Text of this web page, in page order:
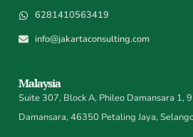
6281410563419
info@jakartaconsulting.com
Malaysia
Suite 307, Block A, Phileo Damansara 1,
Damansara, 46350 Petaling Jaya,